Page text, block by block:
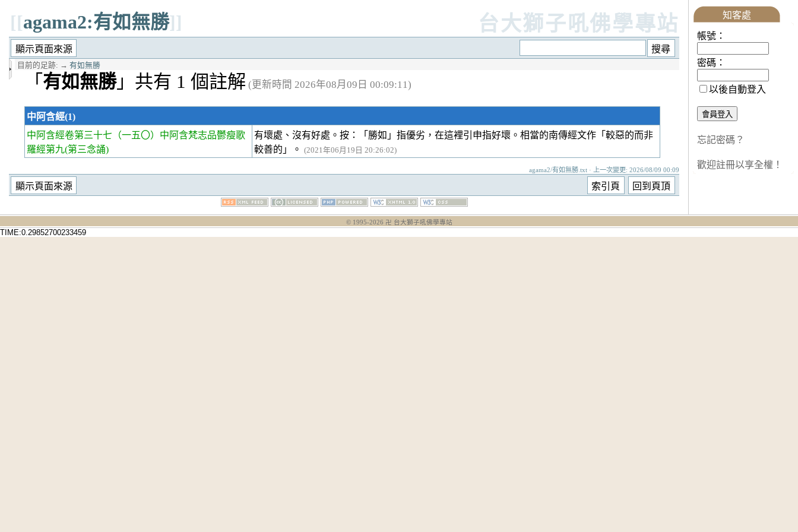
[[agama2:有如無勝]] 台大獅子吼佛學專站
目前的足跡: → 有如無勝
「 有如無勝」共有 1 個註解 (更新時間 2026年08月09日 00:09:11)
中阿含經(1)
中阿含經卷第三十七 （一五〇）中阿含梵志品鬱瘦歌
羅經第九(第三念誦)
有壞處、沒有好處。按：「勝如」指優劣，在這裡引申指好壞。相當的南傳經文作「較惡的而非
較善的」。
(2021年06月19日 20:26:02)
agama2/有如無勝.txt · 上一次變更: 2026/08/09 00:09
知客處
帳號：
密碼：
以後自動登入
忘記密碼？
歡迎註冊以享全權！
© 1995-2026 卍 台大獅子吼佛學專站
TIME:0.29852700233459